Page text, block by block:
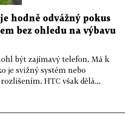
hodně odvážný pokus
bez ohledu na výbavu
být zajímavý telefon. Má k
je svižný systém nebo
HTC však dělá...